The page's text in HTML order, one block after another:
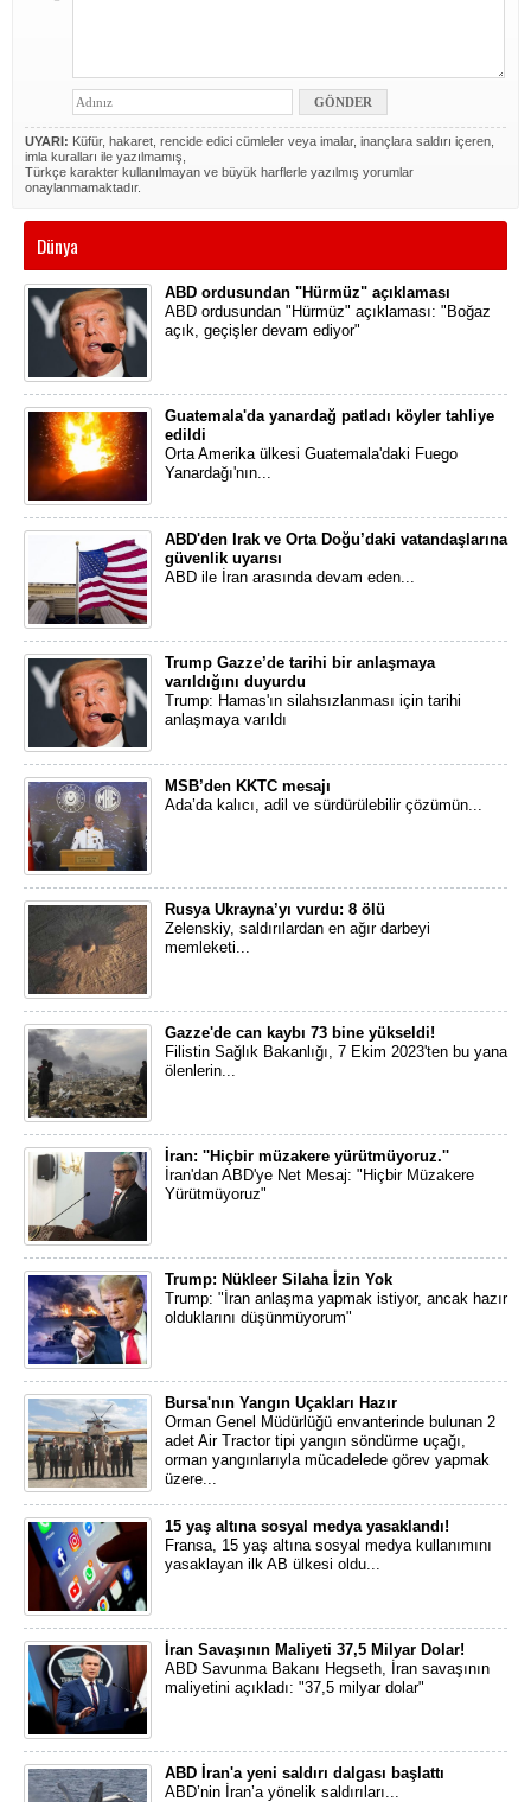
UYARI: Küfür, hakaret, rencide edici cümleler veya imalar, inançlara saldırı içeren,
imla kuralları ile yazılmamış,
Türkçe karakter kullanılmayan ve büyük harflerle yazılmış yorumlar
onaylanmamaktadır.
Dünya
ABD ordusundan "Hürmüz" açıklaması
ABD ordusundan "Hürmüz" açıklaması: "Boğaz
açık, geçişler devam ediyor"
Guatemala'da yanardağ patladı köyler tahliye
edildi
Orta Amerika ülkesi Guatemala'daki Fuego
Yanardağı'nın...
ABD'den Irak ve Orta Doğu’daki vatandaşlarına
güvenlik uyarısı
ABD ile İran arasında devam eden...
Trump Gazze’de tarihi bir anlaşmaya
varıldığını duyurdu
Trump: Hamas'ın silahsızlanması için tarihi
anlaşmaya varıldı
MSB’den KKTC mesajı
Ada’da kalıcı, adil ve sürdürülebilir çözümün...
Rusya Ukrayna’yı vurdu: 8 ölü
Zelenskiy, saldırılardan en ağır darbeyi
memleketi...
Gazze'de can kaybı 73 bine yükseldi!
Filistin Sağlık Bakanlığı, 7 Ekim 2023'ten bu yana
ölenlerin...
İran: ''Hiçbir müzakere yürütmüyoruz.''
İran'dan ABD'ye Net Mesaj: "Hiçbir Müzakere
Yürütmüyoruz"
Trump: Nükleer Silaha İzin Yok
Trump: "İran anlaşma yapmak istiyor, ancak hazır
olduklarını düşünmüyorum"
Bursa'nın Yangın Uçakları Hazır
Orman Genel Müdürlüğü envanterinde bulunan 2
adet Air Tractor tipi yangın söndürme uçağı,
orman yangınlarıyla mücadelede görev yapmak
üzere...
15 yaş altına sosyal medya yasaklandı!
Fransa, 15 yaş altına sosyal medya kullanımını
yasaklayan ilk AB ülkesi oldu...
İran Savaşının Maliyeti 37,5 Milyar Dolar!
ABD Savunma Bakanı Hegseth, İran savaşının
maliyetini açıkladı: "37,5 milyar dolar"
ABD İran'a yeni saldırı dalgası başlattı
ABD’nin İran’a yönelik saldırıları...